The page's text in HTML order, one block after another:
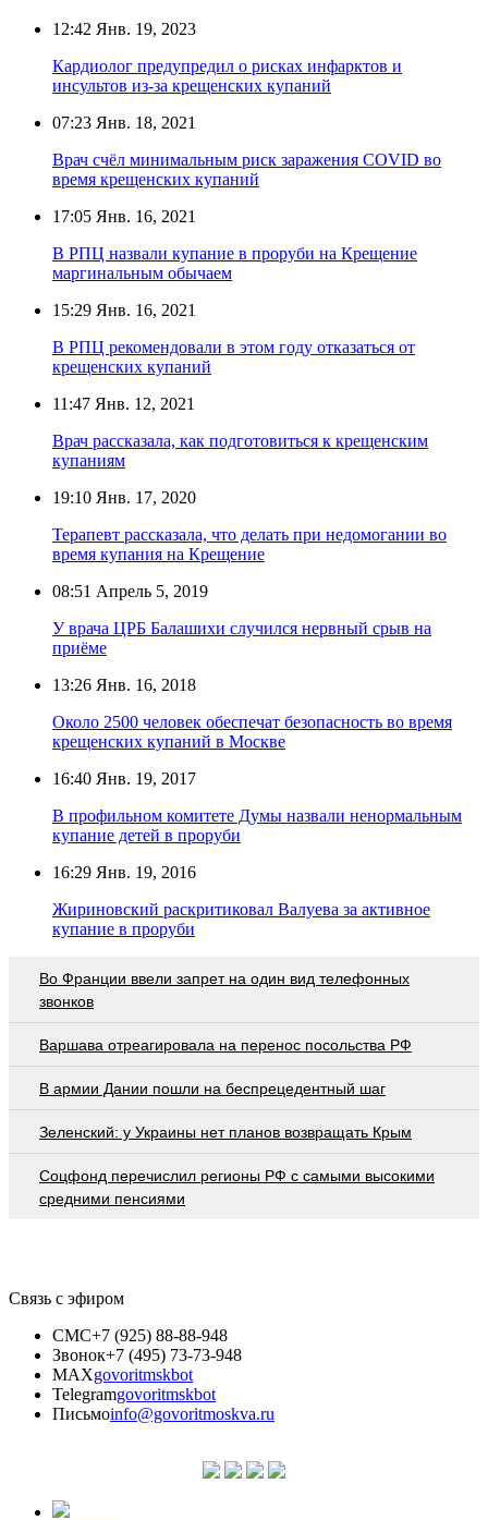
12:42 Янв. 19, 2023
Кардиолог предупредил о рисках инфарктов и
инсультов из-за крещенских купаний
07:23 Янв. 18, 2021
Врач счёл минимальным риск заражения COVID во
время крещенских купаний
17:05 Янв. 16, 2021
В РПЦ назвали купание в проруби на Крещение
маргинальным обычаем
15:29 Янв. 16, 2021
В РПЦ рекомендовали в этом году отказаться от
крещенских купаний
11:47 Янв. 12, 2021
Врач рассказала, как подготовиться к крещенским
купаниям
19:10 Янв. 17, 2020
Терапевт рассказала, что делать при недомогании во
время купания на Крещение
08:51 Апрель 5, 2019
У врача ЦРБ Балашихи случился нервный срыв на
приёме
13:26 Янв. 16, 2018
Около 2500 человек обеспечат безопасность во время
крещенских купаний в Москве
16:40 Янв. 19, 2017
В профильном комитете Думы назвали ненормальным
купание детей в проруби
16:29 Янв. 19, 2016
Жириновский раскритиковал Валуева за активное
купание в проруби
Во Франции ввели запрет на один вид телефонных
звонков
Варшава отреагировала на перенос посольства РФ
В армии Дании пошли на беспрецедентный шаг
Зеленский: у Украины нет планов возвращать Крым
Соцфонд перечислил регионы РФ с самыми высокими
средними пенсиями
Связь с эфиром
СМС+7 (925) 88-88-948
Звонок+7 (495) 73-73-948
MAXgovoritmskbot
Telegramgovoritmskbot
Письмоinfo@govoritmoskva.ru